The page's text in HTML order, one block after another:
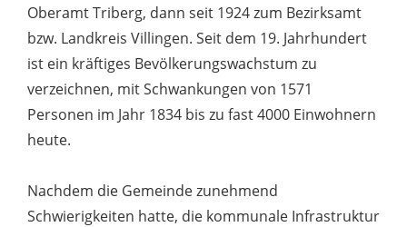
Oberamt Triberg, dann seit 1924 zum Bezirksamt
bzw. Landkreis Villingen. Seit dem 19. Jahrhundert
ist ein kräftiges Bevölkerungswachstum zu
verzeichnen, mit Schwankungen von 1571
Personen im Jahr 1834 bis zu fast 4000 Einwohnern
heute.
Nachdem die Gemeinde zunehmend
Schwierigkeiten hatte, die kommunale Infrastruktur